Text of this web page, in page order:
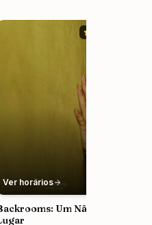
Ver horários
Um Não-